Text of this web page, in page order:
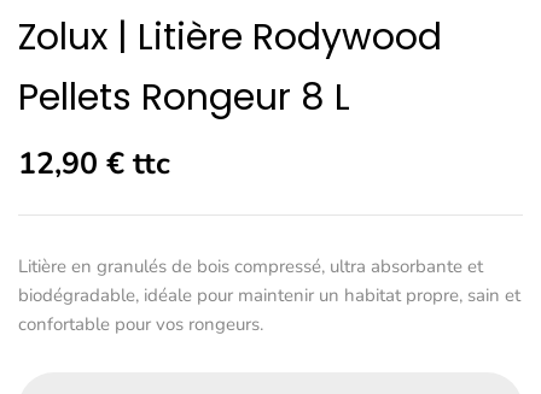
Zolux | Litière Rodywood
Pellets Rongeur 8 L
12,90 € ttc
Litière en granulés de bois compressé, ultra absorbante et
biodégradable, idéale pour maintenir un habitat propre, sain et
confortable pour vos rongeurs.